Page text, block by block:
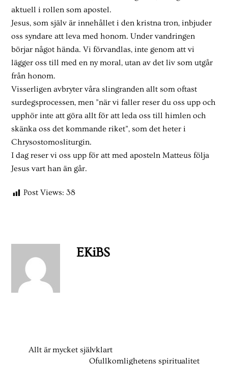
aktuell i rollen som apostel.
Jesus, som själv är innehållet i den kristna tron, inbjuder
oss syndare att leva med honom. Under vandringen
börjar något hända. Vi förvandlas, inte genom att vi
lägger oss till med en ny moral, utan av det liv som utgår
från honom.
Visserligen avbryter våra slingranden allt som oftast
surdegsprocessen, men ”när vi faller reser du oss upp och
upphör inte att göra allt för att leda oss till himlen och
skänka oss det kommande riket”, som det heter i
Chrysostomosliturgin.
I dag reser vi oss upp för att med aposteln Matteus följa
Jesus vart han än går.
Post Views: 38
EKiBS
Allt är mycket självklart
Ofullkomlighetens spiritualitet